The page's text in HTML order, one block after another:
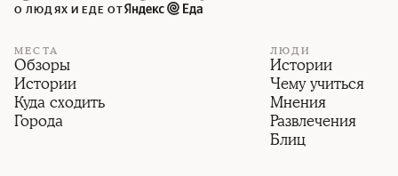
О ЛЮДЯХ И ЕДЕ ОТ
МЕСТА
Обзоры
Истории
Куда сходить
Города
ЛЮДИ
Истории
Чему учиться
Мнения
Развлечения
Блиц